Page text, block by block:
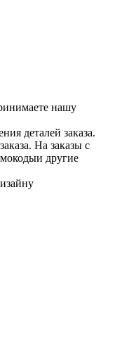
нашу
деталей заказа.
На заказы с
другие